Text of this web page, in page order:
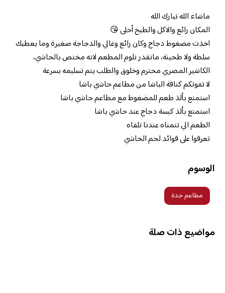
ماشاء الله تبارك الله
المكان رائع والاكل والطبخ أحلى 😘
اخذت مضغوط دجاج وكان رائع وغالي والدجاجة صغيرة وما يعطيك
سلطة ولا طحينة، مانقدر نلوم المطعم لانه مختص بالحاشي،
الكاشير المصري محترم وخلوق والطلب يتم تسليمه بسرعة
لا تفوتكم كنافة الباشا من مطاعم حاشي باشا
استمتع بألذ طعم للمضغوط مع مطاعم حاشي باشا
استمتع بألذ كبسة دجاج عند حاشي باشا
الطعم الي تتمناه عندنا تلقاه
تعرفوا على فوائد لحم الحاشي
الوسوم
مطاعم جدة
مواضيع ذات صلة